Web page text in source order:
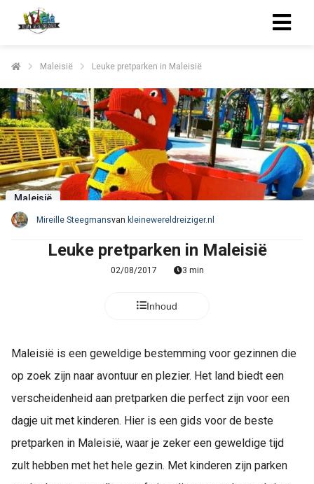
Maleisië Leuke pretparken in Maleisië
Maleisië
Mireille Steegmansvan kleinewereldreiziger.nl
Leuke pretparken in Maleisië
02/08/2017 3 min
Inhoud
Maleisië is een geweldige bestemming voor gezinnen die
op zoek zijn naar avontuur en plezier. Het land biedt een
verscheidenheid aan pretparken die perfect zijn voor een
dagje uit met kinderen. Hier is een gids voor de beste
pretparken in Maleisië, waar je zeker een geweldige tijd
zult hebben met het hele gezin. Met kinderen zijn parken